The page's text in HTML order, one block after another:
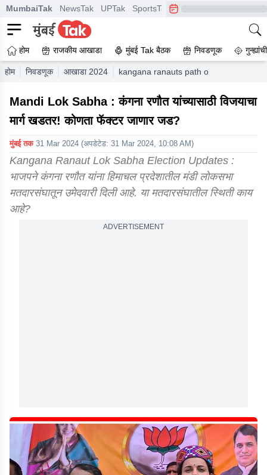
MumbaiTak NewsTak UPTak SportsTak CrimeTak
होम राजकीय आखाडा मुंबई Tak बैठक निवडणूक
होम निवडणूक आखाडा 2024 kangana ranauts path of victory in
Mandi Lok Sabha : कंगना रणौत यांच्यासाठी विजयाचा
मार्ग खडतर! कोणता फॅक्टर जाणार जड?
मुंबई तक 31 Mar 2024 (अपडेटेड: 31 Mar 2024, 10:08 AM)
Kangana Ranaut Lok Sabha Election Updates :
भाजपने कंगना रणौत यांना हिमाचल प्रदेशातील मंडी लोकसभा
मतदारसंघातून उमेदवारी दिली आहे. या मतदारसंघातील स्थिती काय
आहे?
ADVERTISEMENT